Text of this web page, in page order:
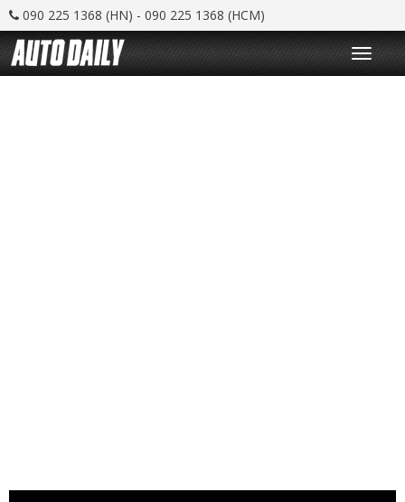
090 225 1368 (HN) - 090 225 1368 (HCM)
T
o
g